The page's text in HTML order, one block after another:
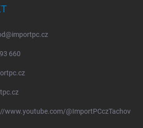
@importpc.cz
660
www.youtube.com/@ImportPCczTachov